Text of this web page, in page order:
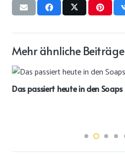
Mehr ähnliche Beiträge
Das passiert heute in den Soaps